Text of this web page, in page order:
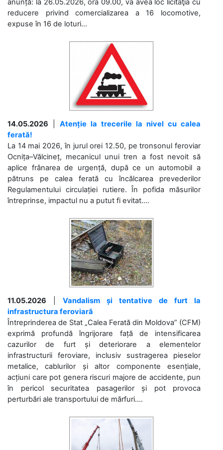
anunță: la 26.05.2026, ora 09.00, va avea loc licitaţia cu
reducere privind comercializarea a 16 locomotive,
expuse în 16 de loturi...
14.05.2026
Atenție la trecerile la nivel cu calea
ferată!
La 14 mai 2026, în jurul orei 12.50, pe tronsonul feroviar
Ocnița–Vălcineț, mecanicul unui tren a fost nevoit să
aplice frânarea de urgență, după ce un automobil a
pătruns pe calea ferată cu încălcarea prevederilor
Regulamentului circulației rutiere. În pofida măsurilor
întreprinse, impactul nu a putut fi evitat....
11.05.2026
Vandalism și tentative de furt la
infrastructura feroviară
Întreprinderea de Stat „Calea Ferată din Moldova” (CFM)
exprimă profundă îngrijorare față de intensificarea
cazurilor de furt și deteriorare a elementelor
infrastructurii feroviare, inclusiv sustragerea pieselor
metalice, cablurilor și altor componente esențiale,
acțiuni care pot genera riscuri majore de accidente, pun
în pericol securitatea pasagerilor și pot provoca
perturbări ale transportului de mărfuri....